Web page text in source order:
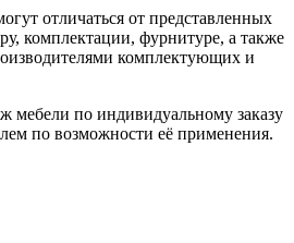
отличаться от представленных
комплектации, фурнитуре, а также
комплектующих и
мебели по индивидуальному заказу
по возможности её применения.